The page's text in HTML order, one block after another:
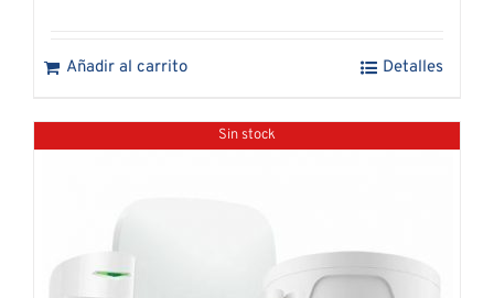
Añadir al carrito Detalles
Sin stock